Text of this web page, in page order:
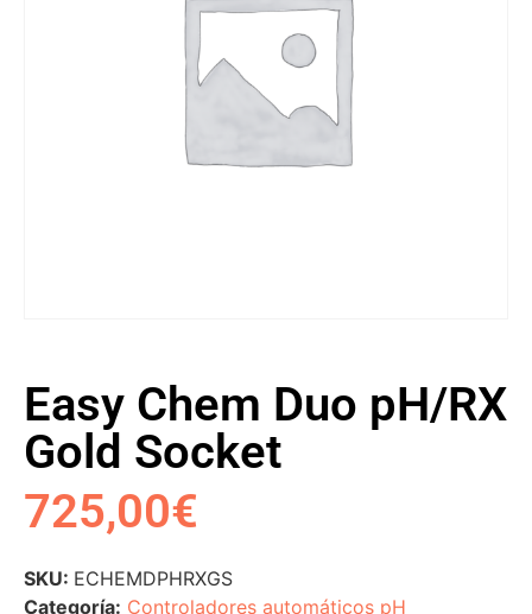
Easy Chem Duo pH/RX
Gold Socket
725,00€
SKU: ECHEMDPHRXGS
Categoría: Controladores automáticos pH